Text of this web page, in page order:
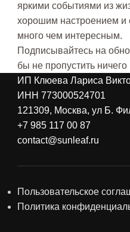
яркими событиями из
хорошим настроением и
много чем интересным.
Подписывайтесь на
бы не пропустить ничего
ИП Клюева Лариса
ИНН 773000524701
121309, Москва, ул Б.
+7 985 117 00 87
contact@sunleaf.ru
Пользовательское
Политика